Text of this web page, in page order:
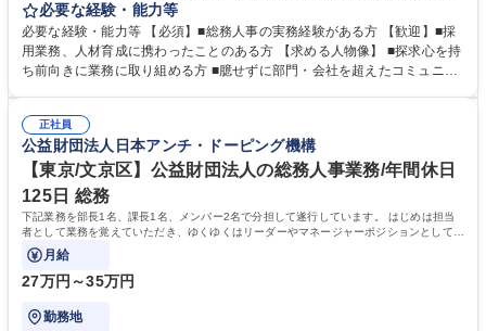
定、さらに社内の重要会議の運営等、経営の根幹となる幅広い総務人事業
務全般を担当していただきます。 【主な業務内容】 ■採用関係業務および
人材育成(社員研修)業務の推進 ■中期経営計画および予算等の管理 ■設備
投資計画等の策定 ■社内の重要会議の運営 ■その他総務人事業務全般 【入
務人事】経験者歓迎！/阪急阪神HDグループ/年休124日
必要な経験・能力等
必要な経験・能力等 【必須】■総務人事の実務経験がある方 【歓迎】■採
用業務、人材育成に携わったことのある方 【求める人物像】 ■探求心を持
ち前向きに業務に取り組める方 ■臆せずに部門・会社を超えたコミュニケ
囲のメンバーと協調しつつ主体性を持って能動的に業務を推進できる方 学
歴・資格 学歴：大学院 大学 高専 短大 専修学校 高校 語学力： 資格：
正社員
公益財団法人日本アンチ・ドーピング機構
【東京/文京区】公益財団法人の総務人事業務/年間休日
125日 総務
下記業務を部長1名、課長1名、メンバー2名で分担して遂行しています。 はじめは担当
者として業務を覚えていただき、ゆくゆくはリーダーやマネージャーポジションとして活
躍いただくことを期待しています。
月給
27万円～35万円
勤務地